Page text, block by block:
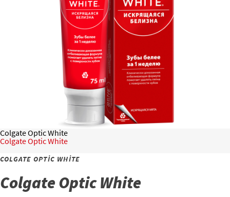
Colgate Optic White
Colgate Optic White
COLGATE OPTIC WHITE
Colgate Optic White